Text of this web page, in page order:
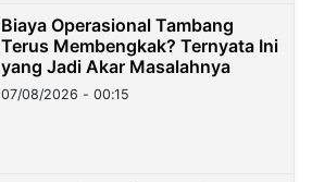
Biaya Operasional Tambang
Terus Membengkak? Ternyata Ini
yang Jadi Akar Masalahnya
07/08/2026 - 00:15